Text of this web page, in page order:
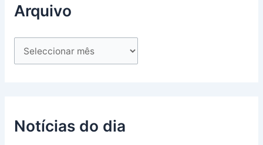
Arquivo
Notícias do dia